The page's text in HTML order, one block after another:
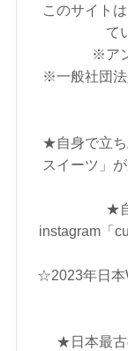
このサイト
て
※ア
※一般社団法
★自身で立ち
スイーツ」
★
instagram「
☆2023年日本
★日本最古